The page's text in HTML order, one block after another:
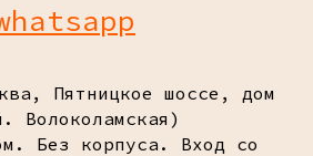
Пятницкое шоссе, дом
Волоколамская)
Без корпуса. Вход со